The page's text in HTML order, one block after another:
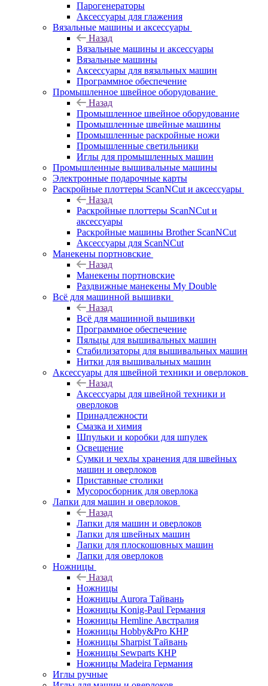
Парогенераторы
Аксессуары для глажения
Вязальные машины и аксессуары
Назад
Вязальные машины и аксессуары
Вязальные машины
Аксессуары для вязальных машин
Программное обеспечение
Промышленное швейное оборудование
Назад
Промышленное швейное оборудование
Промышленные швейные машины
Промышленные раскройные ножи
Промышленные светильники
Иглы для промышленных машин
Промышленные вышивальные машины
Электронные подарочные карты
Раскройные плоттеры ScanNCut и аксессуары
Назад
Раскройные плоттеры ScanNCut и
аксессуары
Раскройные машины Brother ScanNCut
Аксессуары для ScanNCut
Манекены портновские
Назад
Манекены портновские
Раздвижные манекены My Double
Всё для машинной вышивки
Назад
Всё для машинной вышивки
Программное обеспечение
Пяльцы для вышивальных машин
Стабилизаторы для вышивальных машин
Нитки для вышивальных машин
Аксессуары для швейной техники и оверлоков
Назад
Аксессуары для швейной техники и
оверлоков
Принадлежности
Смазка и химия
Шпульки и коробки для шпулек
Освещение
Сумки и чехлы хранения для швейных
машин и оверлоков
Приставные столики
Мусоросборник для оверлока
Лапки для машин и оверлоков
Назад
Лапки для машин и оверлоков
Лапки для швейных машин
Лапки для плоскошовных машин
Лапки для оверлоков
Ножницы
Назад
Ножницы
Ножницы Aurora Тайвань
Ножницы Konig-Paul Германия
Ножницы Hemline Австралия
Ножницы Hobby&Pro КНР
Ножницы Sharpist Тайвань
Ножницы Sewparts КНР
Ножницы Madeira Германия
Иглы ручные